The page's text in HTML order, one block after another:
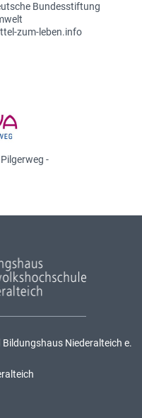
Bundesstiftung
zum-leben.info
-
Niederalteich e.